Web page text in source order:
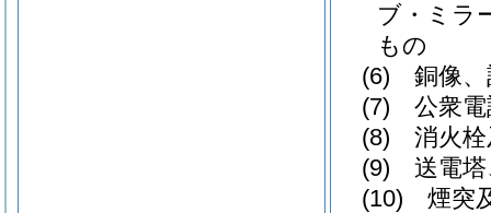
ブ・ミラ
もの
(6)
銅像
(7)
公衆
(8)
消火
(9)
送電
(10)
煙突